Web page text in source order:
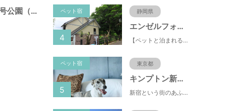
江戸川台２４号公園（千葉県流山市） ペット宿 静岡県
エンゼルフォレスト伊豆高原(赤沢望洋台)
【ペットと泊まれる】源泉かけ流し温泉付の1棟貸切別荘（自炊OK）全別荘内装リフォーム済み♪
4
ペット宿 東京都
キンプトン新宿東京
新宿という街のあふれるエネルギーを映し出すようなライブ感のあるホテルなのに、中へと足を踏み入れれば、そこは別世界に
5